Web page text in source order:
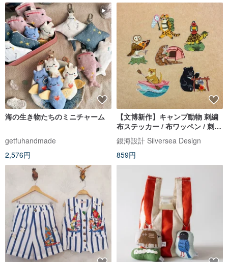
海の生き物たちのミニチャーム
getfuhandmade
2,576円
【文博新作】キャンプ動物 刺繍
布ステッカー / 布ワッペン / 刺繍
シール
銀海設計 Silversea Design
859円